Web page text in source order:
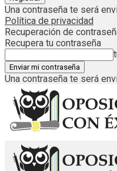
Una contraseña te será
Política de privacidad
Recuperación de
Recupera tu contraseña
Una contraseña te será